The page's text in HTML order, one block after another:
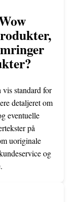
standard for
detaljeret om
eventuelle
på
uoriginale
og